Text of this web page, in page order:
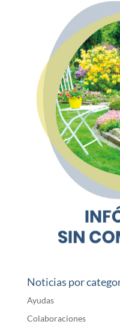
Noticias por
Ayudas
Colaboraciones